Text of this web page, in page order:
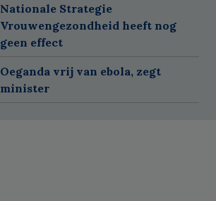
Nationale Strategie
Vrouwengezondheid heeft nog
geen effect
Oeganda vrij van ebola, zegt
minister